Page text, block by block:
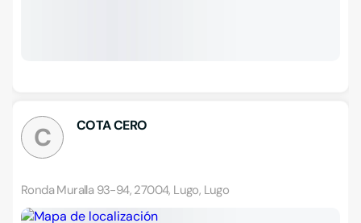
C COTA CERO
Ronda Muralla 93-94, 27004, Lugo, Lugo